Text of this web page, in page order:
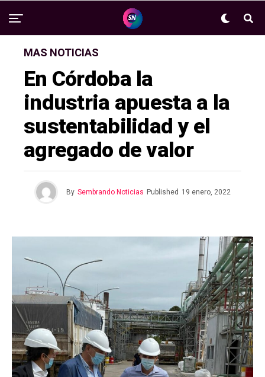
MAS NOTICIAS
En Córdoba la
industria apuesta a la
sustentabilidad y el
agregado de valor
By Sembrando Noticias Published 19 enero, 2022